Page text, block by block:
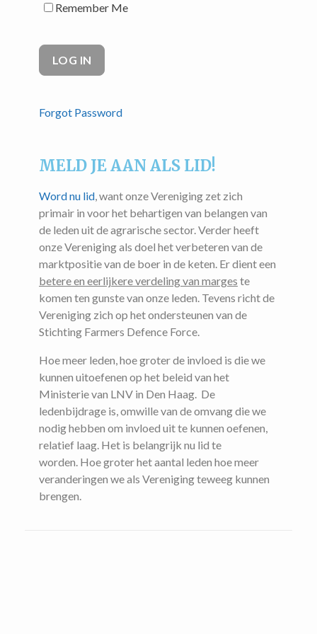
Remember Me
Forgot Password
MELD JE AAN ALS LID!
Word nu lid, want onze Vereniging zet zich
primair in voor het behartigen van belangen van
de leden uit de agrarische sector. Verder heeft
onze Vereniging als doel het verbeteren van de
marktpositie van de boer in de keten. Er dient een
betere en eerlijkere verdeling van marges te
komen ten gunste van onze leden. Tevens richt de
Vereniging zich op het ondersteunen van de
Stichting Farmers Defence Force.
Hoe meer leden, hoe groter de invloed is die we
kunnen uitoefenen op het beleid van het
Ministerie van LNV in Den Haag. De
ledenbijdrage is, omwille van de omvang die we
nodig hebben om invloed uit te kunnen oefenen,
relatief laag. Het is belangrijk nu lid te
worden. Hoe groter het aantal leden hoe meer
veranderingen we als Vereniging teweeg kunnen
brengen.